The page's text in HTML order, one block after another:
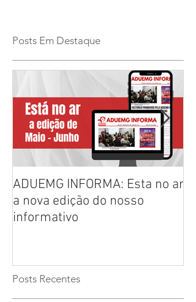
Posts Em Destaque
ADUEMG INFORMA: Esta no ar
a nova edição do nosso
informativo
Posts Recentes